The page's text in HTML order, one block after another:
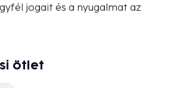
jogait és a nyugalmat az
ötlet